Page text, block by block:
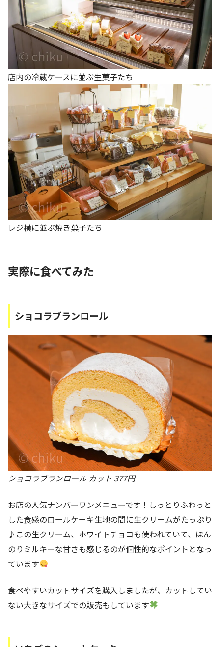
店内の冷蔵ケースに並ぶ生菓子たち
レジ横に並ぶ焼き菓子たち
実際に食べてみた
ショコラブランロール
ショコラブランロール カット 377円
お店の人気ナンバーワンメニューです！しっとりふわっと
した食感のロールケーキ生地の間に生クリームがたっぷり
♪この生クリーム、ホワイトチョコも使われていて、ほん
のりミルキーな甘さも感じるのが個性的なポイントとなっ
ています
食べやすいカットサイズを購入しましたが、カットしてい
ない大きなサイズでの販売もしています